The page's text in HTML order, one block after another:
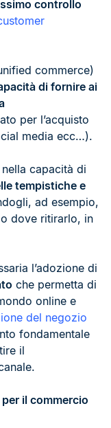
controllo
commerce)
di fornire ai
per l’acquisto
media ecc…).
capacità di
tempistiche e
ad esempio,
dove ritirarlo, in
l’adozione di
che permetta di
online e
del negozio
fondamentale
il
il commercio